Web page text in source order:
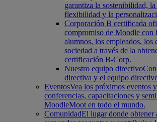
garantiza la sostenibilidad,
flexibilidad y la
Corporación B certificada
compromiso de Moodle con
alumnos, los empleados, los
sociedad a través de la
certificación B-Corp.
Nuestro equipo directivo
directiva y el equipo
EventosVea los próximos eventos
conferencias, capacitaciones y
MoodleMoot en todo el mundo.
ComunidadEl lugar donde obtener